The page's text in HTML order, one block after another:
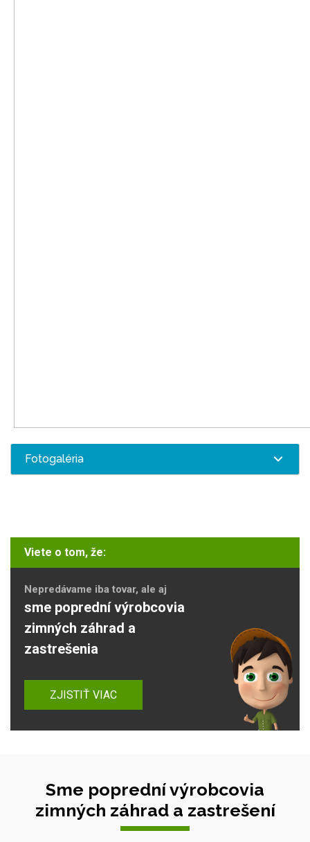
Fotogaléria
Viete o tom, že:
Nepredávame iba tovar, ale aj
sme poprední výrobcovia
zimných záhrad a
zastrešenia
ZJISTIŤ VIAC
Sme poprední výrobcovia
zimných záhrad a zastrešení